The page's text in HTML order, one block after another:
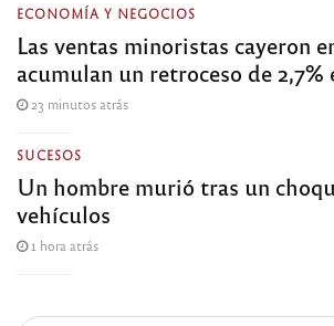
ECONOMÍA Y NEGOCIOS
Las ventas minoristas cayeron
acumulan un retroceso de 2,7%
23 minutos atrás
SUCESOS
Un hombre murió tras un
vehículos
1 hora atrás